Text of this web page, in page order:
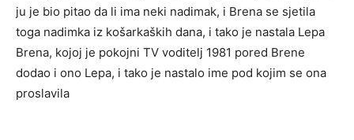
ju je bio pitao da li ima neki nadimak, i Brena se sjetila
toga nadimka iz košarkaških dana, i tako je nastala Lepa
Brena, kojoj je pokojni TV voditelj 1981 pored Brene
dodao i ono Lepa, i tako je nastalo ime pod kojim se ona
proslavila